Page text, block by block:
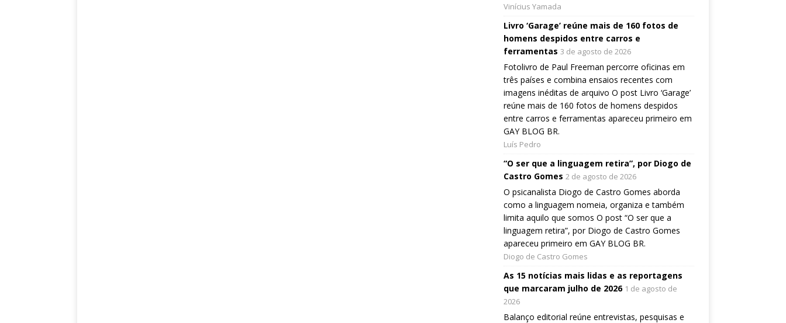
Vinícius Yamada
Livro ‘Garage’ reúne mais de 160 fotos de
homens despidos entre carros e
ferramentas 3 de agosto de 2026
Fotolivro de Paul Freeman percorre oficinas em
três países e combina ensaios recentes com
imagens inéditas de arquivo O post Livro ‘Garage’
reúne mais de 160 fotos de homens despidos
entre carros e ferramentas apareceu primeiro em
GAY BLOG BR.
Luís Pedro
“O ser que a linguagem retira”, por Diogo de
Castro Gomes 2 de agosto de 2026
O psicanalista Diogo de Castro Gomes aborda
como a linguagem nomeia, organiza e também
limita aquilo que somos O post “O ser que a
linguagem retira”, por Diogo de Castro Gomes
apareceu primeiro em GAY BLOG BR.
Diogo de Castro Gomes
As 15 notícias mais lidas e as reportagens
que marcaram julho de 2026 1 de agosto de
2026
Balanço editorial reúne entrevistas, pesquisas e